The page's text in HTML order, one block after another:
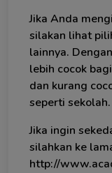
Jika Anda
silakan lihat
lainnya.
lebih cocok
dan kurang
seperti sekolah.
Jika ingin
silahkan ke
http://